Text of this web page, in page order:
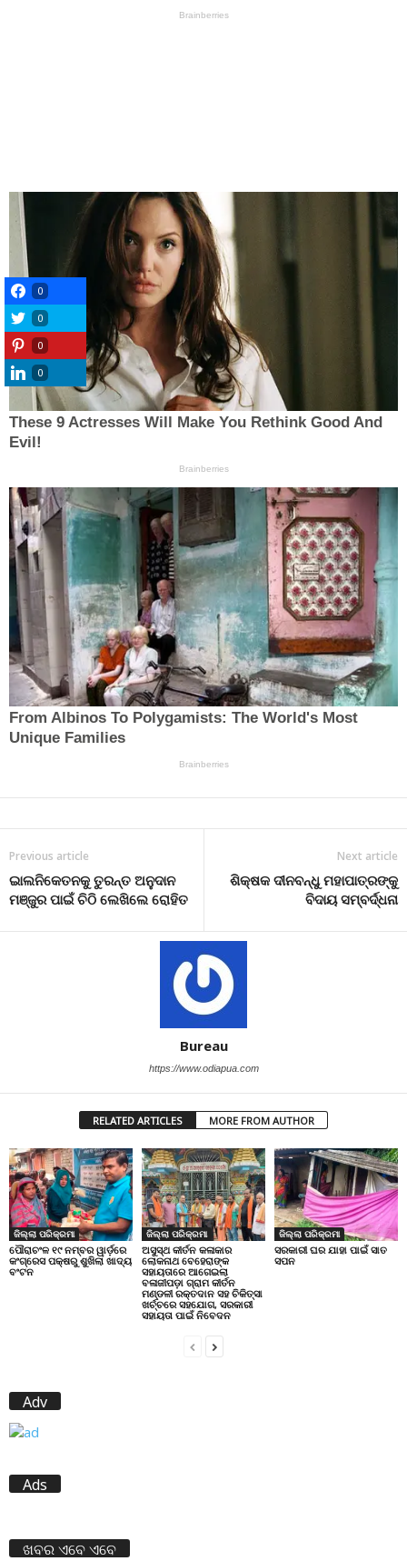
Previous article
ଇାଲନିକେତନକୁ ତୁରନ୍ତ ଅନୁଦାନ
ମଞ୍ଜୁର ପାଇଁ ଚିଠି ଲେଖିଲେ ରୋହିତ
Next article
ଶିକ୍ଷକ ଦୀନବନ୍ଧୁ ମହାପାତ୍ରଙ୍କୁ
ବିଦାୟ ସମ୍ବର୍ଦ୍ଧନା
Bureau
https://www.odiapua.com
RELATED ARTICLES MORE FROM AUTHOR
ଜିଲ୍ଲା ପରିକ୍ରମା
ପୌରାଚଂଳ ୧୯ ନମ୍ବର ୱାର୍ଡ଼ରେ
କଂଗ୍ରେସ ପକ୍ଷରୁ ଶୁଖିଲା ଖାଦ୍ୟ
ବଂଟନ
ଜିଲ୍ଲା ପରିକ୍ରମା
ଅସୁସ୍ଥ କୀର୍ତନ କଳାକାର
ଲୋକନାଥ ବେହେରାଙ୍କ
ସହାୟତାରେ ଆଗେଇଲା
ବଳାଜୀପଡ଼ା ଗ୍ରାମ କୀର୍ତନ
ମଣ୍ଡଳୀ ରକ୍ତଦାନ ସହ ଚିକିତ୍ସା
ଖର୍ଚ୍ଚରେ ସହଯୋଗ, ସରକାରୀ
ସହାୟତା ପାଇଁ ନିବେଦନ
ଜିଲ୍ଲା ପରିକ୍ରମା
ସରକାରୀ ଘର ଯାହା ପାଇଁ ସାତ
ସପନ
Adv
Ads
ଖବର ଏବେ ଏବେ
0
0
0
0